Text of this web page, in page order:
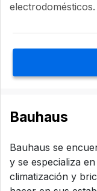
electrodomésticos.
Bauhaus
Bauhaus se
y se especializa
climatización y